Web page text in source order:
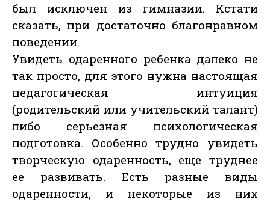
был исключен из гимназии. Кстати
сказать, при достаточно благонравном
поведении.
Увидеть одаренного ребенка далеко не
так просто, для этого нужна настоящая
педагогическая интуиция
(родительский или учительский талант)
либо серьезная психологическая
подготовка. Особенно трудно увидеть
творческую одаренность, еще труднее
ее развивать. Есть разные виды
одаренности, и некоторые из них